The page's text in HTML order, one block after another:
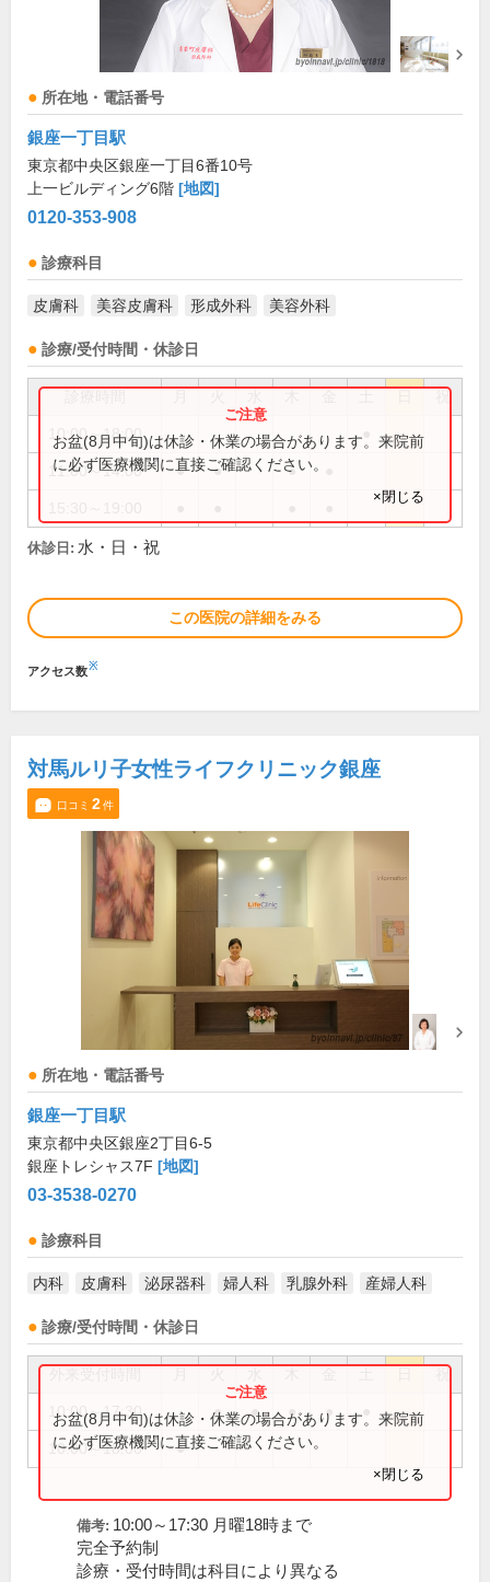
所在地・電話番号
銀座一丁目駅
東京都中央区銀座一丁目6番10号
上一ビルディング6階 [地図]
0120-353-908
診療科目
皮膚科 美容皮膚科 形成外科 美容外科
診療/受付時間・休診日
祝
10:00～18:00
11:00～14:00 ● ● ●
お盆(8月中旬)は休診・休業の場合があります。来院前
に必ず医療機関に直接ご確認ください。
×閉じる
休診日: 水・日・祝
この医院の詳細をみる
アクセス数※
対馬ルリ子女性ライフクリニック銀座
口コミ 2件
所在地・電話番号
銀座一丁目駅
東京都中央区銀座2丁目6-5
銀座トレシャス7F [地図]
03-3538-0270
診療科目
内科 皮膚科 泌尿器科 婦人科 乳腺外科 産婦人科
診療/受付時間・休診日
祝
10:00～17:30 ● ● ● ●
10:00～18:00 ●
お盆(8月中旬)は休診・休業の場合があります。来院前
に必ず医療機関に直接ご確認ください。
×閉じる
備考: 10:00～17:30 月曜18時まで
完全予約制
診療・受付時間は科目により異なる